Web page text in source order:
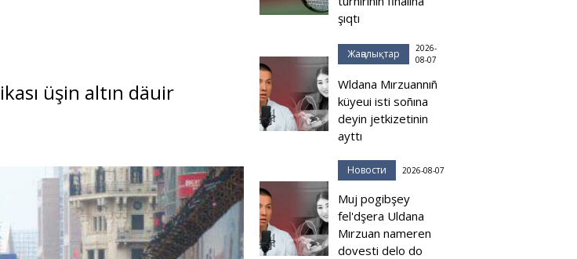
üşin altın däuir
şıqtı
Жаңалықтар
2026-
08-07
Wldana Mırzuannıñ
küyeui isti soñına
deyin jetkizetinin
ayttı
Новости 2026-08-07
Muj pogibşey
fel'dşera Uldana
Mırzuan nameren
dovesti delo do